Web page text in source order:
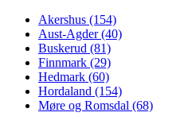
Akershus (154)
Aust-Agder (40)
Buskerud (81)
Finnmark (29)
Hedmark (60)
Hordaland (154)
Møre og Romsdal (68)